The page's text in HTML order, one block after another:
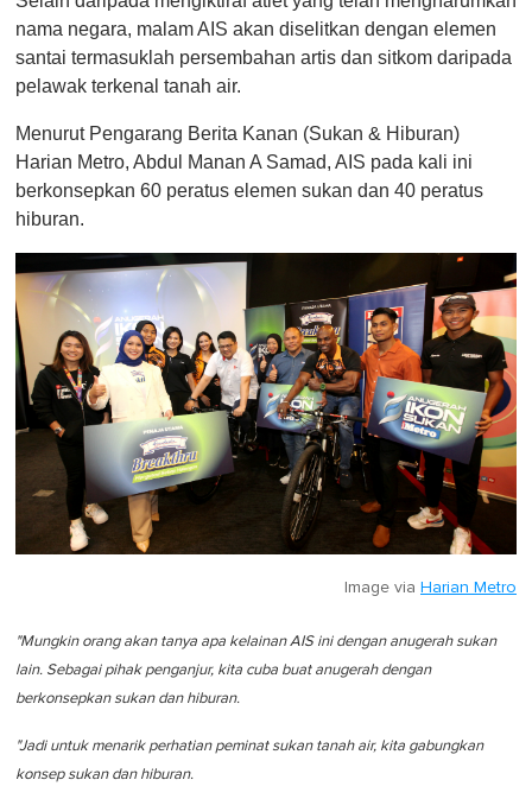
f
1
i
n
u
e
,
nama negara, malam AIS akan diselitkan dengan elemen
santai termasuklah persembahan artis dan sitkom daripada
pelawak terkenal tanah air.
Menurut Pengarang Berita Kanan (Sukan & Hiburan)
Harian Metro, Abdul Manan A Samad, AIS pada kali ini
berkonsepkan 60 peratus elemen sukan dan 40 peratus
hiburan.
Image via Harian Metro
"Mungkin orang akan tanya apa kelainan AIS ini dengan anugerah sukan
lain. Sebagai pihak penganjur, kita cuba buat anugerah dengan
berkonsepkan sukan dan hiburan.
"Jadi untuk menarik perhatian peminat sukan tanah air, kita gabungkan
konsep sukan dan hiburan.